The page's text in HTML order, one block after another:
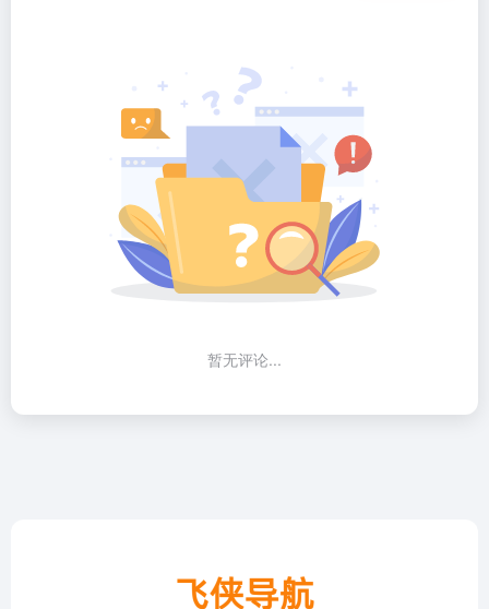
暂无评论...